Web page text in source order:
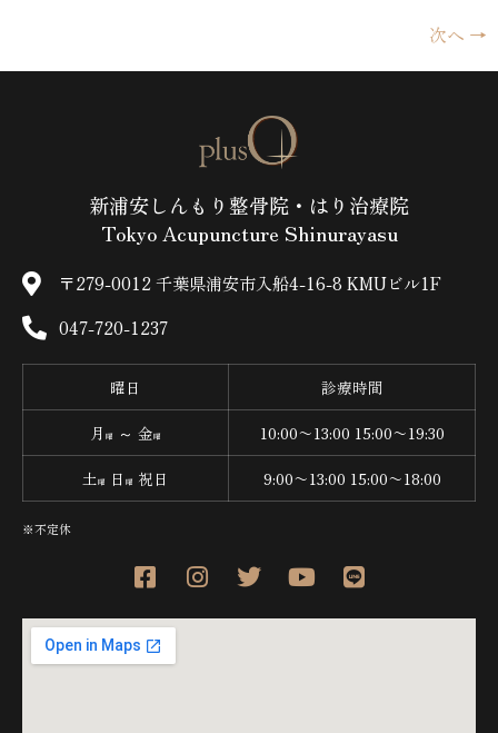
次へ →
新浦安しんもり整骨院・はり治療院
Tokyo Acupuncture Shinurayasu
〒279-0012 千葉県浦安市入船4-16-8 KMUビル1F
047-720-1237
曜日 診療時間
月 曜 ～ 金曜 10:00〜13:00 15:00〜19:30
土曜 日 曜 祝日 9:00〜13:00 15:00〜18:00
※不定休